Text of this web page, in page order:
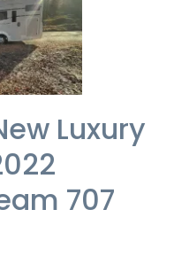
Luxury
707